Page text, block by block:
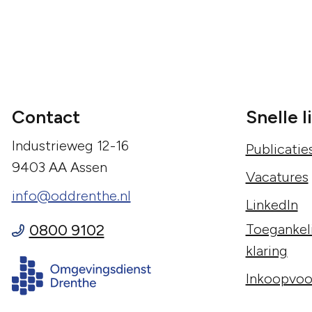
Contact
Industrieweg 12-16
9403 AA Assen
info@oddrenthe.nl
0800 9102
Snelle
Vacatures
LinkedIn
klaring